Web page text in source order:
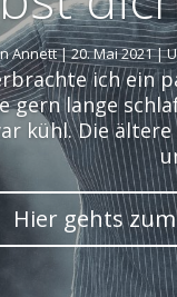
Annett|20. Mai 2021|
ich ein
gern lange
kühl. Die
Hier gehts